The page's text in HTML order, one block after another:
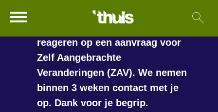
Naar hoofdinhoud
Naar hoofdnavigatiemenu
Naar zoeken
Naar de homepage
Ga naar Hoofd
langer duren voordat we
reageren op een aanvraag voor
Zelf Aangebrachte
Veranderingen (ZAV). We nemen
binnen 3 weken contact met je
op. Dank voor je begrip.